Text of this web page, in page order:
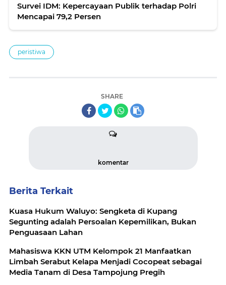
Survei IDM: Kepercayaan Publik terhadap Polri
Mencapai 79,2 Persen
peristiwa
SHARE
komentar
Berita Terkait
Kuasa Hukum Waluyo: Sengketa di Kupang
Segunting adalah Persoalan Kepemilikan, Bukan
Penguasaan Lahan
Mahasiswa KKN UTM Kelompok 21 Manfaatkan
Limbah Serabut Kelapa Menjadi Cocopeat sebagai
Media Tanam di Desa Tampojung Pregih